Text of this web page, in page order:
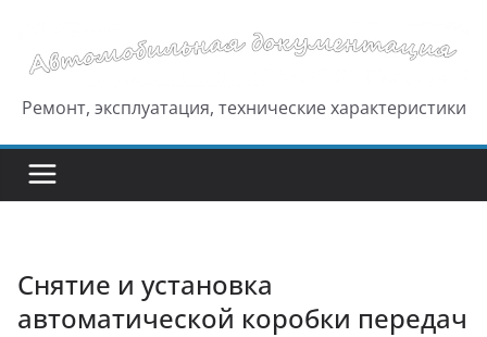
содержимому
Ремонт, эксплуатация, технические характеристики
Снятие и установка
автоматической коробки передач